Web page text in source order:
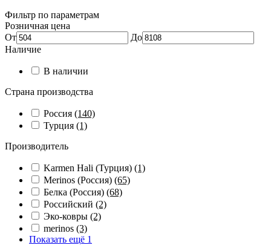
Фильтр по параметрам
Розничная цена
От
До
Наличие
В наличии
Страна производства
Россия (140)
Турция (1)
Производитель
Karmen Hali (Турция) (1)
Merinos (Россия) (65)
Белка (Россия) (68)
Российский (2)
Эко-ковры (2)
merinos (3)
Показать ещё 1